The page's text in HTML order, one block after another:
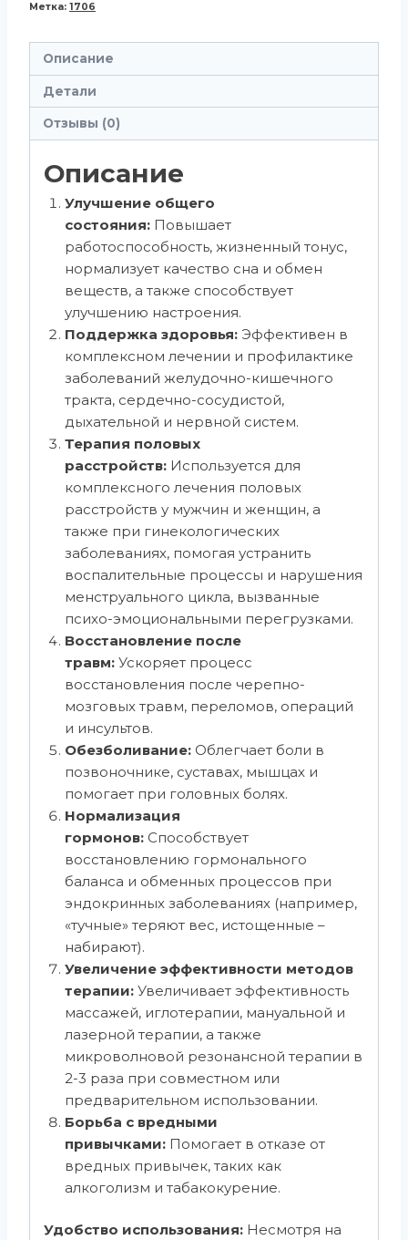
Метка: 1706
Описание
Детали
Отзывы (0)
Описание
Улучшение общего
состояния:Повышает
работоспособность, жизненный тонус,
нормализует качество сна и обмен
веществ, а также способствует
улучшению настроения.
Поддержка здоровья:Эффективен в
комплексном лечении и профилактике
заболеваний желудочно-кишечного
тракта, сердечно-сосудистой,
дыхательной и нервной систем.
Терапия половых
расстройств:Используется для
комплексного лечения половых
расстройств у мужчин и женщин, а
также при гинекологических
заболеваниях, помогая устранить
воспалительные процессы и нарушения
менструального цикла, вызванные
психо-эмоциональными перегрузками.
Восстановление после
травм:Ускоряет процесс
восстановления после черепно-
мозговых травм, переломов, операций
и инсультов.
Обезболивание:Облегчает боли в
позвоночнике, суставах, мышцах и
помогает при головных болях.
Нормализация
гормонов:Способствует
восстановлению гормонального
баланса и обменных процессов при
эндокринных заболеваниях (например,
«тучные» теряют вес, истощенные –
набирают).
Увеличение эффективности методов
терапии:Увеличивает эффективность
массажей, иглотерапии, мануальной и
лазерной терапии, а также
микроволновой резонансной терапии в
2-3 раза при совместном или
предварительном использовании.
Борьба с вредными
привычками:Помогает в отказе от
вредных привычек, таких как
алкоголизм и табакокурение.
Удобство использования: Несмотря на